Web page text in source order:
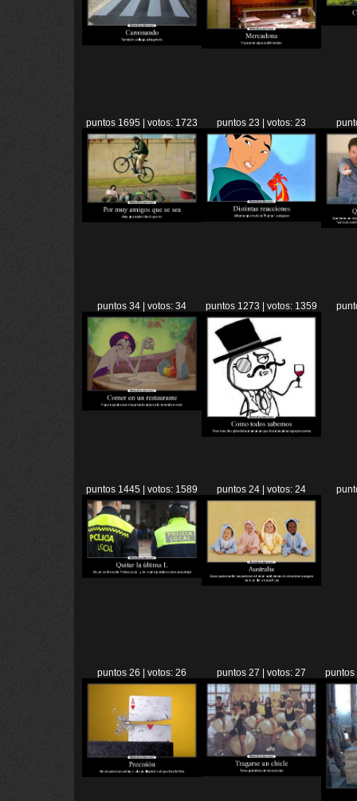
puntos 1695 | votos: 1723 puntos 23 | votos: 23
puntos 34 | votos: 34 puntos 1273 | votos: 1359
puntos 1445 | votos: 1589 puntos 24 | votos: 24
puntos 26 | votos: 26 puntos 27 | votos: 27 puntos